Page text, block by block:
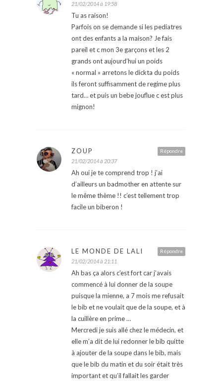
21/02/2014 à 19:58
Tu as raison!
Parfois on se demande si les pediatres
ont des enfants a la maison? Je fais
pareil et c mon 3e garçons et les 2
grands ont aujourd’hui un poids
« normal » arretons le dickta du poids
ils feront suffisamment de regime plus
tard… et puis un bebe jouflue c est plus
mignon!
Répondre
ZOUP
21/02/2014 à 20:37
Ah oui je te comprend trop ! j’ai
d’ailleurs un badmother en attente sur
le même thème !! c’est tellement trop
facile un biberon !
Répondre
LE MONDE DE LALI
21/02/2014 à 21:11
Ah bas ça alors c’est fort car j’avais
commencé à lui donner de la soupe
puisque la mienne, a 7 mois me refusait
le bib et ne voulait que de la soupe, et à
la cuillère en prime …
Mercredi je suis allé chez le médecin, et
elle m’a dit de lui redonner le bib quitte
à ajouter de la soupe dans le bib, mais
que le bib du matin et du soir était très
important et qu’il fallait les garder